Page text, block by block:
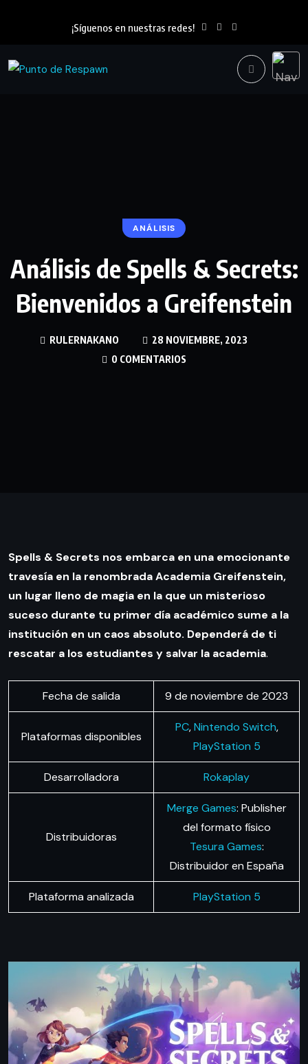
¡Síguenos en nuestras redes!
ANÁLISIS
Análisis de Spells & Secrets:
Bienvenidos a Greifenstein
RULERNAKANO
28 NOVIEMBRE, 2023
0 COMENTARIOS
Spells & Secrets nos embarca en una emocionante
travesía en la renombrada Academia Greifenstein,
un lugar lleno de magia en la que un misterioso
suceso durante tu primer día académico sume a la
institución en un caos absoluto. Dependerá de ti
rescatar a los estudiantes y salvar la academia.
Fecha de salida 9 de noviembre de 2023
Plataformas disponibles
PC,Nintendo Switch,
PlayStation 5
Desarrolladora Rokaplay
Distribuidoras
Merge Games: Publisher
del formato físico
Tesura Games:
Distribuidor en España
Plataforma analizada PlayStation 5